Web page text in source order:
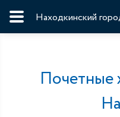
Находкинский
Почетные